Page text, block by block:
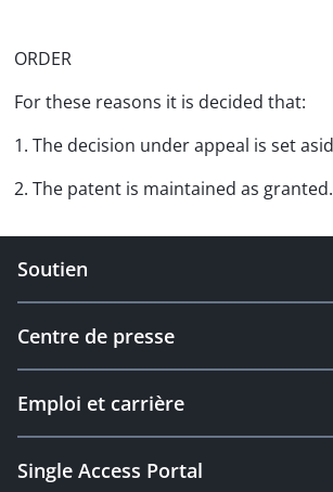
ORDER
For these reasons it is decided that:
1. The decision under appeal is set
2. The patent is maintained as granted.
Soutien
Centre de presse
Emploi et carrière
Single Access Portal